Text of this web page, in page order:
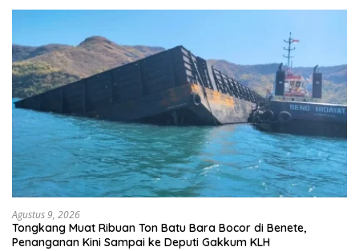
Agustus 9, 2026
Tongkang Muat Ribuan Ton Batu Bara Bocor di Benete,
Penanganan Kini Sampai ke Deputi Gakkum KLH